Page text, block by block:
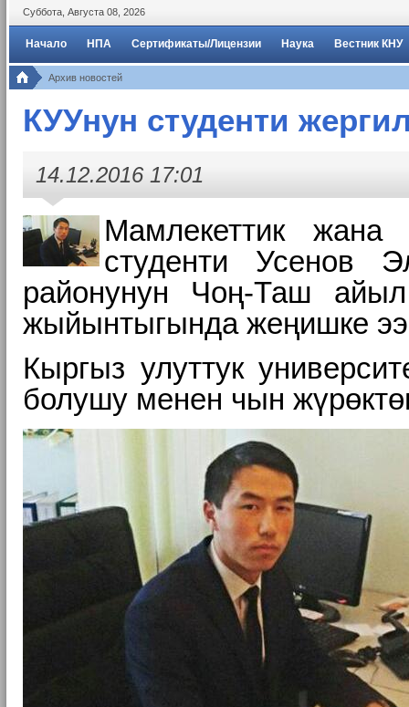
Суббота Августа 08 2026
Начало НПА Сертификаты/Лицензии Наука Вестник КНУ
Архив новостей
КУУнун студенти
14.12.2016 17:01
Мамлекеттик жана
студенти Усенов
районунун Чоң-Таш
жыйынтыгында жеңишке
Кыргыз улуттук
болушу менен чын